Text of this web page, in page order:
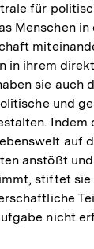
für
Menschen in
in ihrem
sie auch
und
Indem
auf
anstößt
stiftet
nicht